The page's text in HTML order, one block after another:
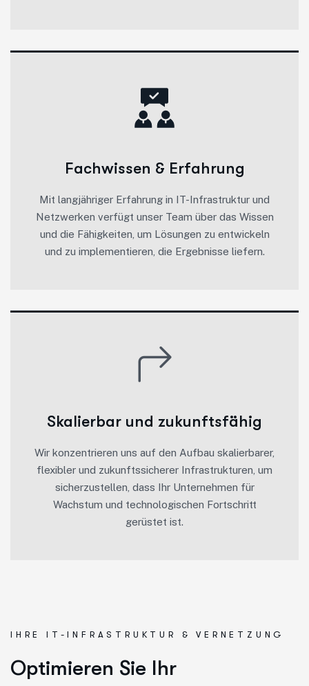
Fachwissen & Erfahrung
Mit langjähriger Erfahrung in IT-Infrastruktur und
Netzwerken verfügt unser Team über das Wissen
und die Fähigkeiten, um Lösungen zu entwickeln
und zu implementieren, die Ergebnisse liefern.
Skalierbar und zukunftsfähig
Wir konzentrieren uns auf den Aufbau skalierbarer,
flexibler und zukunftssicherer Infrastrukturen, um
sicherzustellen, dass Ihr Unternehmen für
Wachstum und technologischen Fortschritt
gerüstet ist.
IHRE IT-INFRASTRUKTUR & VERNETZUNG
Optimieren Sie Ihr